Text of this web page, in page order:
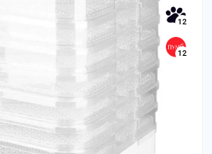
12
12